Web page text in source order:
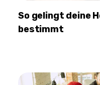
So gelingt deine
bestimmt